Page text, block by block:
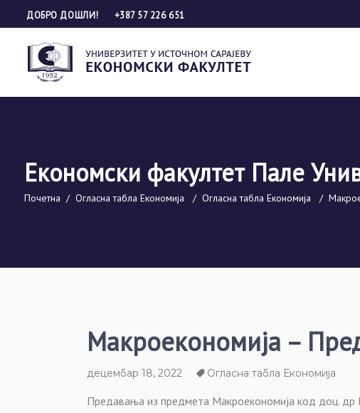
ДОБРО ДОШЛИ! +387 57 226 651
Економски факултет Пале
Почетна / Огласна табла Економија / Огласна табла Економија /
Макроекономија –
децембар 18, 2022 Огласна табла Економија
Предавања из предмета Макроекономија код доц. др